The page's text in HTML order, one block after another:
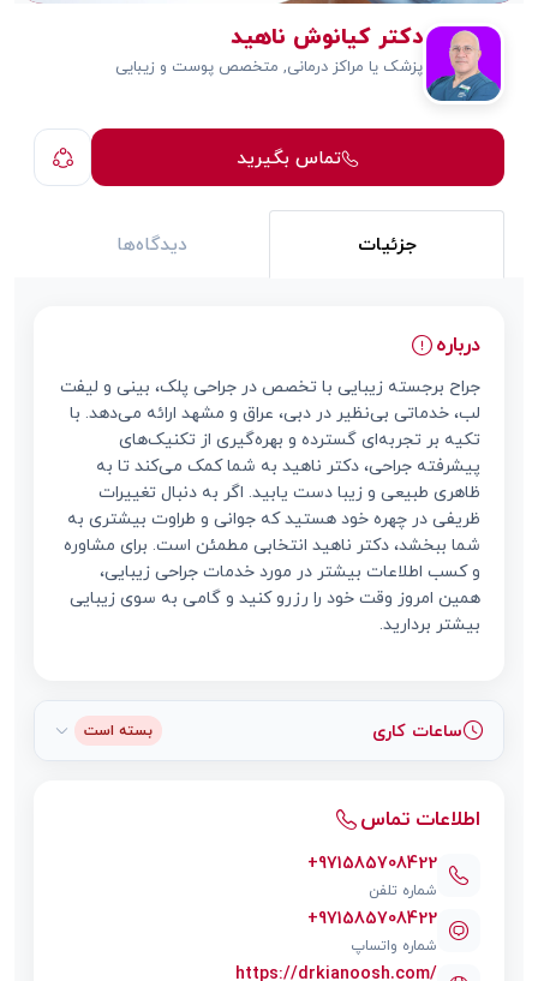
دکتر کیانوش ناهید
پزشک یا مراکز درمانی, متخصص پوست و زیبایی
تماس بگیرید
جزئیات دیدگاه‌ها
درباره
جراح برجسته زیبایی با تخصص در جراحی پلک، بینی و لیفت
لب، خدماتی بی‌نظیر در دبی، عراق و مشهد ارائه می‌دهد. با
تکیه بر تجربه‌ای گسترده و بهره‌گیری از تکنیک‌های
پیشرفته جراحی، دکتر ناهید به شما کمک می‌کند تا به
ظاهری طبیعی و زیبا دست یابید. اگر به دنبال تغییرات
ظریفی در چهره خود هستید که جوانی و طراوت بیشتری به
شما ببخشد، دکتر ناهید انتخابی مطمئن است. برای مشاوره
و کسب اطلاعات بیشتر در مورد خدمات جراحی زیبایی،
همین امروز وقت خود را رزرو کنید و گامی به سوی زیبایی
بیشتر بردارید.
ساعات کاری بسته است
اطلاعات تماس
+971585708422
شماره تلفن
+971585708422
شماره واتساپ
https://drkianoosh.com/